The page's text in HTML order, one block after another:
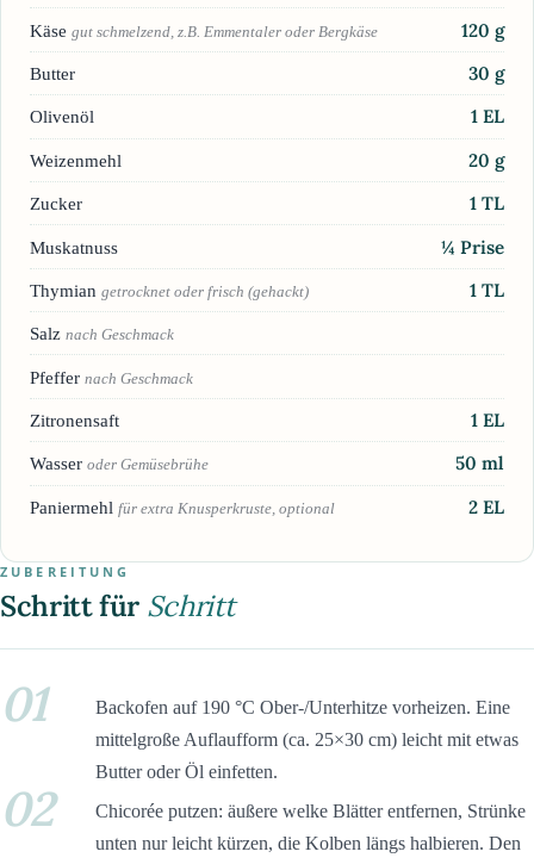
Käse gut schmelzend, z.B. Emmentaler oder Bergkäse 120 g
Butter 30 g
Olivenöl 1 EL
Weizenmehl 20 g
Zucker 1 TL
Muskatnuss ¼ Prise
Thymian getrocknet oder frisch (gehackt) 1 TL
Salz nach Geschmack
Pfeffer nach Geschmack
Zitronensaft 1 EL
Wasser oder Gemüsebrühe 50 ml
Paniermehl für extra Knusperkruste, optional 2 EL
ZUBEREITUNG
Schritt für Schritt
01
Backofen auf 190 °C Ober-/Unterhitze vorheizen. Eine
mittelgroße Auflaufform (ca. 25×30 cm) leicht mit etwas
Butter oder Öl einfetten.
02
Chicorée putzen: äußere welke Blätter entfernen, Strünke
unten nur leicht kürzen, die Kolben längs halbieren. Den